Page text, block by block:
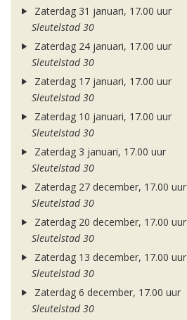
Zaterdag 31 januari, 17.00 uur
Sleutelstad 30
Zaterdag 24 januari, 17.00 uur
Sleutelstad 30
Zaterdag 17 januari, 17.00 uur
Sleutelstad 30
Zaterdag 10 januari, 17.00 uur
Sleutelstad 30
Zaterdag 3 januari, 17.00 uur
Sleutelstad 30
Zaterdag 27 december, 17.00 uur
Sleutelstad 30
Zaterdag 20 december, 17.00 uur
Sleutelstad 30
Zaterdag 13 december, 17.00 uur
Sleutelstad 30
Zaterdag 6 december, 17.00 uur
Sleutelstad 30